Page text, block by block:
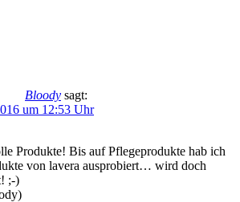
Bloody sagt:
um 12:53 Uhr
Produkte! Bis auf Pflegeprodukte hab ich
von lavera ausprobiert… wird doch
;-)